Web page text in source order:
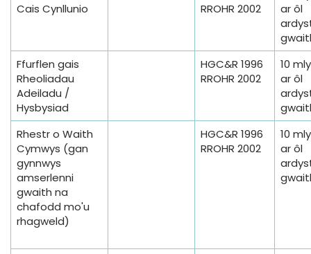
Cais Cynllunio
RROHR 2002
ar ôl
Ffurflen gais
Rheoliadau
Adeiladu /
Hysbysiad
HGC&R 1996
RROHR 2002
10
ar ôl
Rhestr o Waith
Cymwys (gan
gynnwys
amserlenni
gwaith na
chafodd mo'u
rhagweld)
HGC&R 1996
RROHR 2002
10
ar ôl